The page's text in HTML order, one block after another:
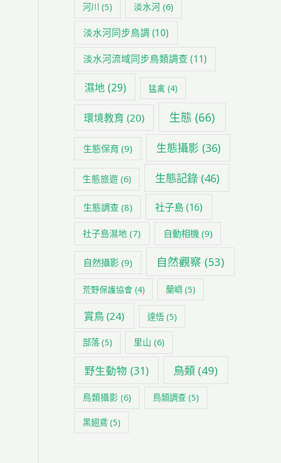
河川 (5) 淡水河 (6)
淡水河同步鳥調 (10)
淡水河流域同步鳥類調查 (11)
濕地(29) 猛禽 (4)
環境教育 (20) 生態 (66)
生態保育(9) 生態攝影 (36)
生態旅遊 (6) 生態記錄(46)
生態調查(8) 社子島(16)
社子島濕地 (7) 自動相機(9)
自然攝影(9) 自然觀察 (53)
荒野保護協會(4) 蘭嶼 (5)
賞鳥 (24) 達悟(5)
部落(5) 里山 (6)
野生動物 (31) 鳥類 (49)
鳥類攝影 (6) 鳥類調查 (5)
黑翅鳶(5)